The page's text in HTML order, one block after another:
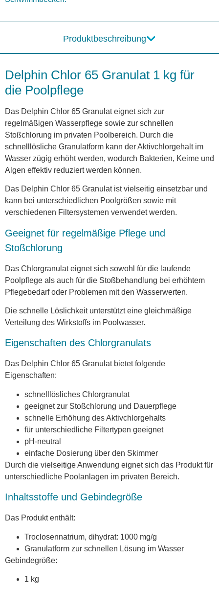
Produktbeschreibung
Delphin Chlor 65 Granulat 1 kg für
die Poolpflege
Das Delphin Chlor 65 Granulat eignet sich zur
regelmäßigen Wasserpflege sowie zur schnellen
Stoßchlorung im privaten Poolbereich. Durch die
schnelllösliche Granulatform kann der Aktivchlorgehalt im
Wasser zügig erhöht werden, wodurch Bakterien, Keime und
Algen effektiv reduziert werden können.
Das Delphin Chlor 65 Granulat ist vielseitig einsetzbar und
kann bei unterschiedlichen Poolgrößen sowie mit
verschiedenen Filtersystemen verwendet werden.
Geeignet für regelmäßige Pflege und
Stoßchlorung
Das Chlorgranulat eignet sich sowohl für die laufende
Poolpflege als auch für die Stoßbehandlung bei erhöhtem
Pflegebedarf oder Problemen mit den Wasserwerten.
Die schnelle Löslichkeit unterstützt eine gleichmäßige
Verteilung des Wirkstoffs im Poolwasser.
Eigenschaften des Chlorgranulats
Das Delphin Chlor 65 Granulat bietet folgende
Eigenschaften:
schnelllösliches Chlorgranulat
geeignet zur Stoßchlorung und Dauerpflege
schnelle Erhöhung des Aktivchlorgehalts
für unterschiedliche Filtertypen geeignet
pH-neutral
einfache Dosierung über den Skimmer
Durch die vielseitige Anwendung eignet sich das Produkt für
unterschiedliche Poolanlagen im privaten Bereich.
Inhaltsstoffe und Gebindegröße
Das Produkt enthält:
Troclosennatrium, dihydrat: 1000 mg/g
Granulatform zur schnellen Lösung im Wasser
Gebindegröße:
1 kg